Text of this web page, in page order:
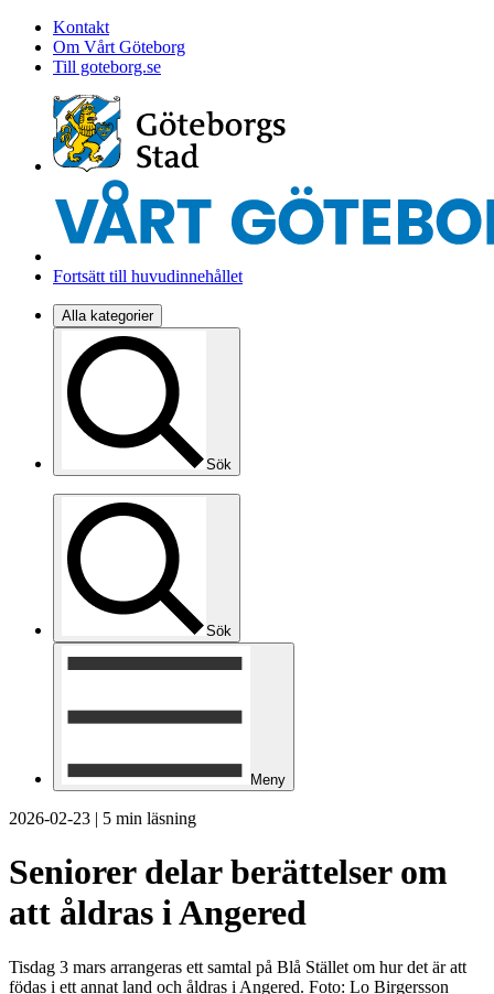
Kontakt
Om Vårt Göteborg
Till goteborg.se
Fortsätt till huvudinnehållet
Alla kategorier
Sök
Sök
Meny
2026-02-23 | 5 min läsning
Seniorer delar berättelser om
att åldras i Angered
Tisdag 3 mars arrangeras ett samtal på Blå Stället om hur det är att
födas i ett annat land och åldras i Angered. Foto: Lo Birgersson